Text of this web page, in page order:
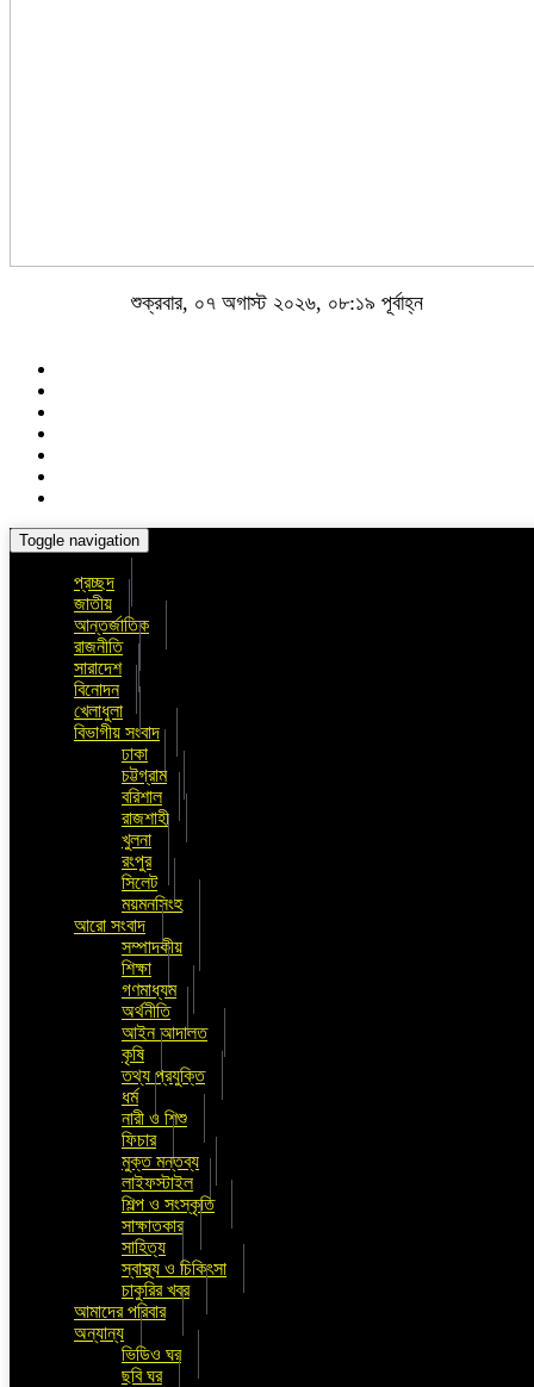
শুক্রবার, ০৭ অগাস্ট ২০২৬, ০৮:১৯ পূর্বাহ্ন
Toggle navigation
প্রচ্ছদ
জাতীয়
আন্তর্জাতিক
রাজনীতি
সারাদেশ
বিনোদন
খেলাধুলা
বিভাগীয় সংবাদ
ঢাকা
চট্টগ্রাম
বরিশাল
রাজশাহী
খুলনা
রংপুর
সিলেট
ময়মনসিংহ
আরো সংবাদ
সম্পাদকীয়
শিক্ষা
গণমাধ্যম
অর্থনীতি
আইন আদালত
কৃষি
তথ্য প্রযুক্তি
ধর্ম
নারী ও শিশু
ফিচার
মুক্ত মন্তব্য
লাইফস্টাইল
শিল্প ও সংস্কৃতি
সাক্ষাতকার
সাহিত্য
স্বাস্থ্য ও চিকিৎসা
চাকুরির খবর
আমাদের পরিবার
অন্যান্য
ভিডিও ঘর
ছবি ঘর